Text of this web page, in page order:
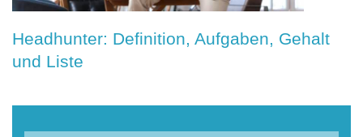
Headhunter: Definition, Aufgaben, Gehalt
und Liste